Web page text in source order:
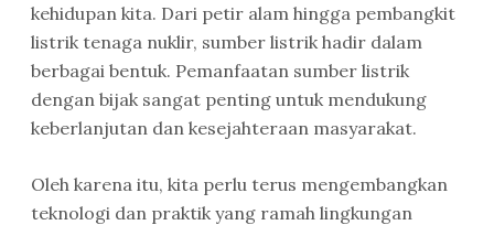
kehidupan kita. Dari petir alam hingga pembangkit
listrik tenaga nuklir, sumber listrik hadir dalam
berbagai bentuk. Pemanfaatan sumber listrik
dengan bijak sangat penting untuk mendukung
keberlanjutan dan kesejahteraan masyarakat.
Oleh karena itu, kita perlu terus mengembangkan
teknologi dan praktik yang ramah lingkungan